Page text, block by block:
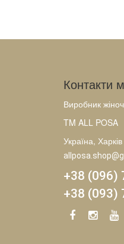
Контакти
Виробник
TM ALL POSA
Україна, Харків
+38 (096)
+38 (093)